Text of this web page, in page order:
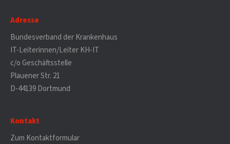
Adresse
Bundesverband der Krankenhaus
IT-Leiterinnen/Leiter KH-IT
c/o Geschäftsstelle
Plauener Str. 21
D-44139 Dortmund
Kontakt
Zum Kontaktformular